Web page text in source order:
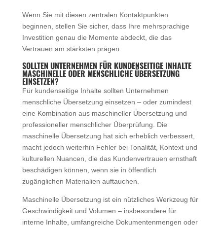
Wenn Sie mit diesen zentralen Kontaktpunkten
beginnen, stellen Sie sicher, dass Ihre mehrsprachige
Investition genau die Momente abdeckt, die das
Vertrauen am stärksten prägen.
SOLLTEN UNTERNEHMEN FÜR KUNDENSEITIGE INHALTE
MASCHINELLE ODER MENSCHLICHE ÜBERSETZUNG
EINSETZEN?
Für kundenseitige Inhalte sollten Unternehmen
menschliche Übersetzung einsetzen – oder zumindest
eine Kombination aus maschineller Übersetzung und
professioneller menschlicher Überprüfung. Die
maschinelle Übersetzung hat sich erheblich verbessert,
macht jedoch weiterhin Fehler bei Tonalität, Kontext und
kulturellen Nuancen, die das Kundenvertrauen ernsthaft
beschädigen können, wenn sie in öffentlich
zugänglichen Materialien auftauchen.
Maschinelle Übersetzung ist ein nützliches Werkzeug für
Geschwindigkeit und Volumen – insbesondere für
interne Inhalte, umfangreiche Dokumentenmengen oder